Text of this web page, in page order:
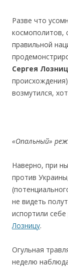
Разве что
космополитов,
правильной
Сергея
возмутился,
«Oпальный»
Наверно, при
против
не видеть
иcпортили
Лозницу.
Огульная
неделю